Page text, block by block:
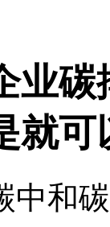
业
就可
中和